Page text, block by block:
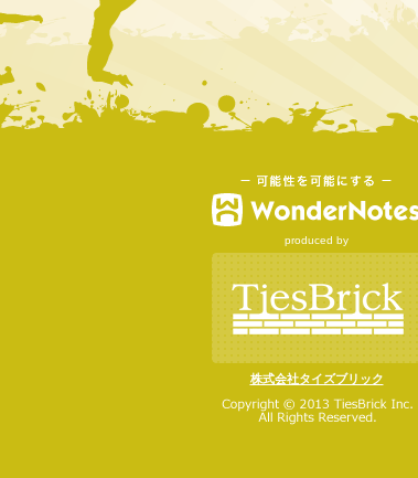
produced by
株式会社タイズブリック